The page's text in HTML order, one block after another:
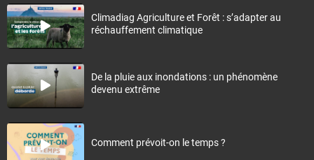
Climadiag Agriculture et Forêt : s’adapter au
réchauffement climatique
De la pluie aux inondations : un phénomène
devenu extrême
Comment prévoit-on le temps ?